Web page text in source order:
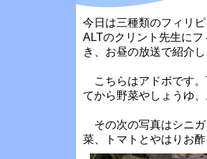
今日は三種類のフィリ
ALTのクリント先生に
き、お昼の放送で紹介
こちらはアドボです。
てから野菜やしょうゆ
その次の写真はシニガ
菜、トマトとやはりお